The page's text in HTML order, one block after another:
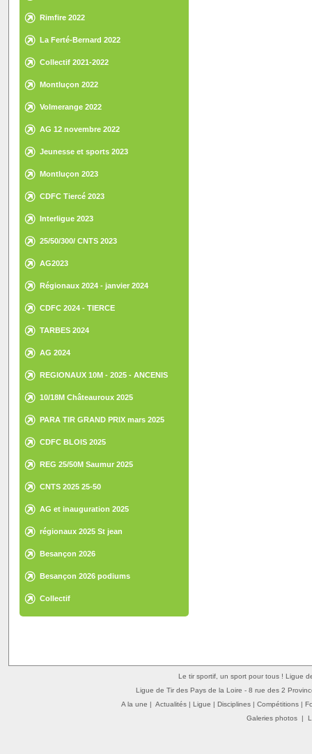
Rimfire 2022
La Ferté-Bernard 2022
Collectif 2021-2022
Montluçon 2022
Volmerange 2022
AG 12 novembre 2022
Jeunesse et sports 2023
Montluçon 2023
CDFC Tiercé 2023
Interligue 2023
25/50/300/ CNTS 2023
AG2023
Régionaux 2024 - janvier 2024
CDFC 2024 - TIERCE
TARBES 2024
AG 2024
REGIONAUX 10M - 2025 - ANCENIS
10/18M Châteauroux 2025
PARA TIR GRAND PRIX mars 2025
CDFC BLOIS 2025
REG 25/50M Saumur 2025
CNTS 2025 25-50
AG et inauguration 2025
régionaux 2025 St jean
Besançon 2026
Besançon 2026 podiums
Collectif
Le tir sportif, un sport pour tous ! Ligue
Ligue de Tir des Pays de la Loire - 8 rue des 2
A la une | Actualités | Ligue | Disciplines | Compétitions |
Galeries photos|